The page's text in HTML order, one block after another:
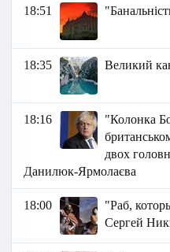
18:51
18:35 Великий
18:16
"Колонка
двох
Данилюк-Ярмолаєва
18:00
"Раб,
Сергей